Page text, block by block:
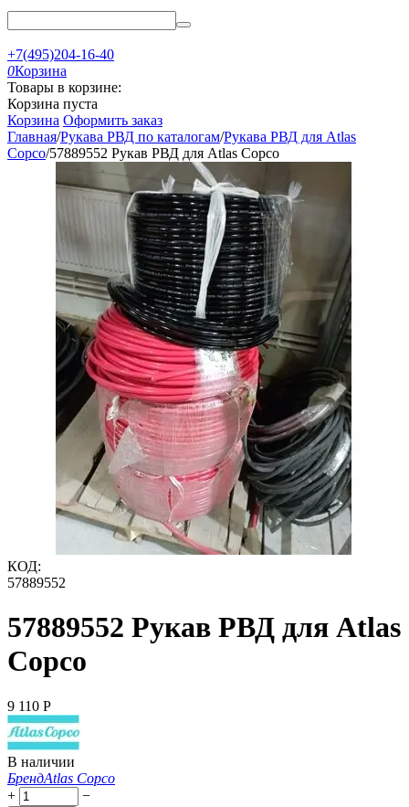
+7(495)204-16-40
0Корзина
Товары в корзине:
Корзина пуста
Корзина Оформить заказ
Главная/Рукава РВД по каталогам/Рукава РВД для Atlas
Copco/57889552 Рукав РВД для Atlas Copco
КОД:
57889552
57889552 Рукав РВД для Atlas
Copco
9 110 Р
В наличии
БрендAtlas Copco
+
−